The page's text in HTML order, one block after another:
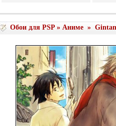
Обои для PSP» Аниме»